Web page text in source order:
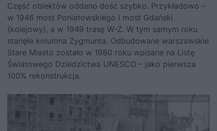
Część obiektów oddano dość szybko. Przykładowo –
w 1946 most Poniatowskiego i most Gdański
(kolejowy), a w 1949 trasę W-Z. W tym samym roku
stanęła kolumna Zygmunta. Odbudowane warszawskie
Stare Miasto zostało w 1980 roku wpisane na Listę
Światowego Dziedzictwa UNESCO – jako pierwsza
100% rekonstrukcja.
fot.NAC/domena publiczna